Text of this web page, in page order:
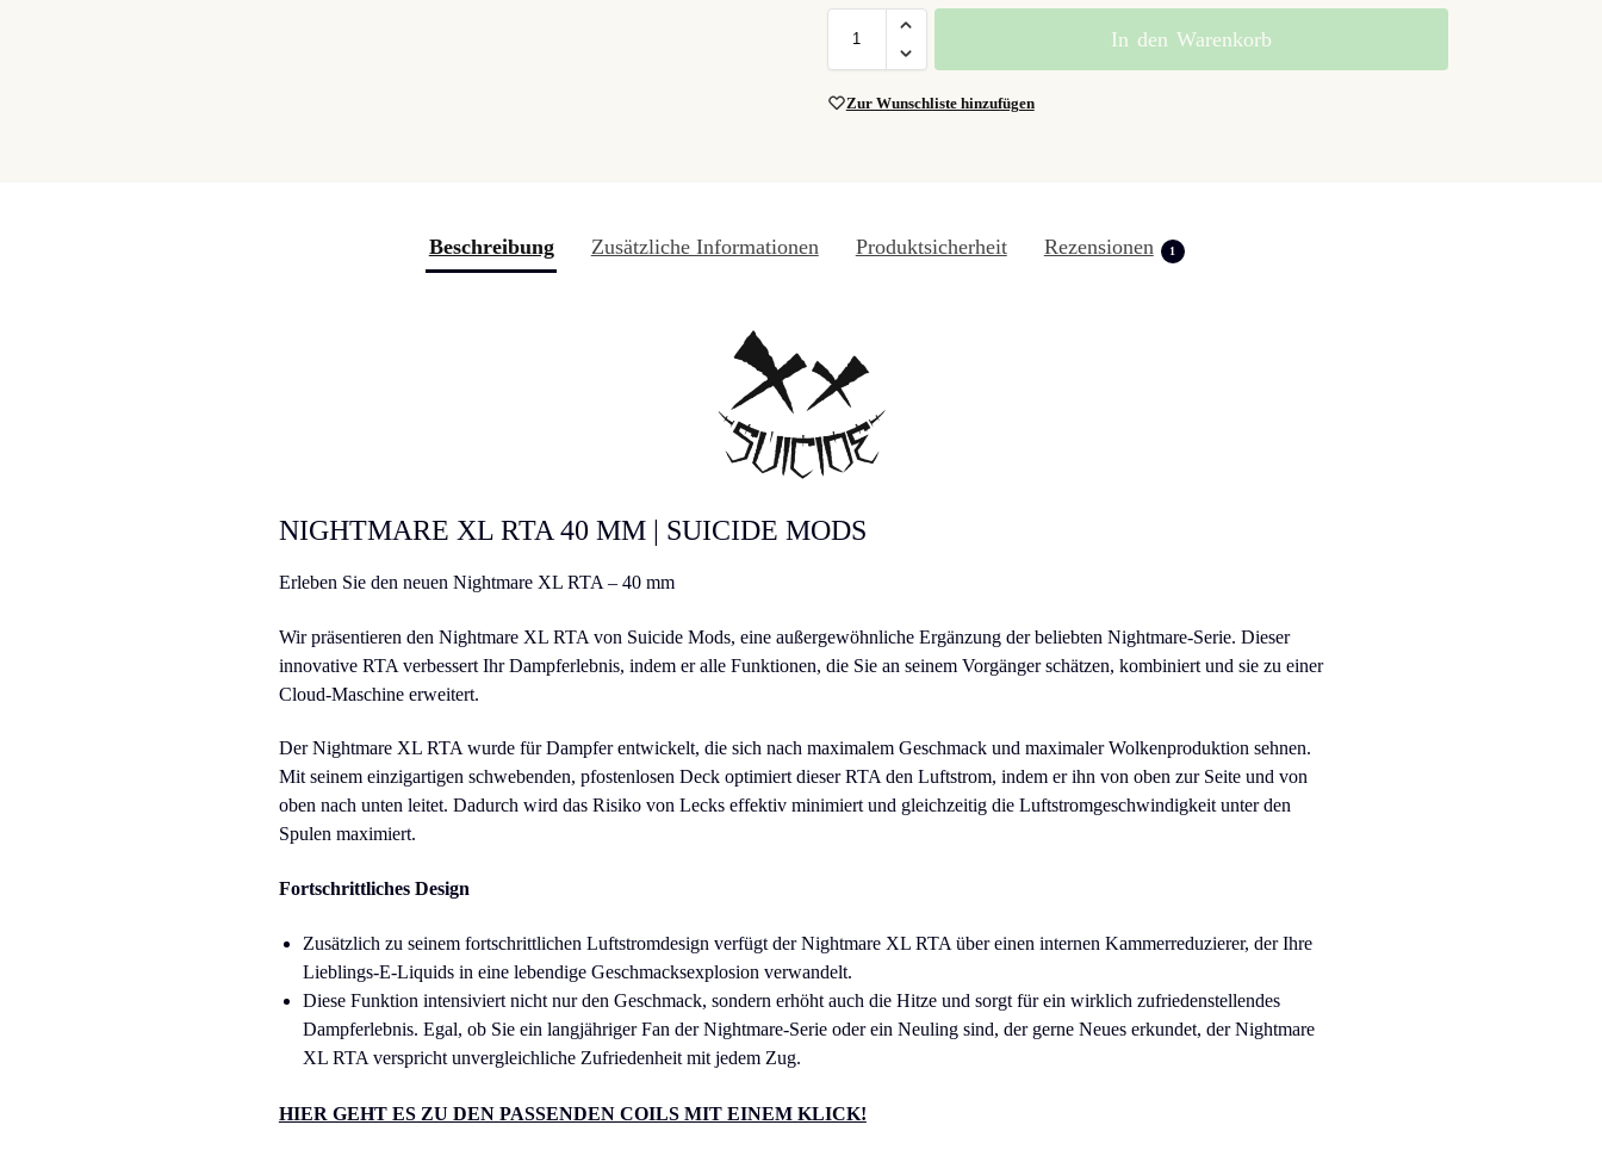
In den Warenkorb
Zur Wunschliste hinzufügen
Beschreibung Zusätzliche Informationen Produktsicherheit Rezensionen 1
NIGHTMARE XL RTA 40 MM | SUICIDE MODS
Erleben Sie den neuen Nightmare XL RTA – 40 mm
Wir präsentieren den Nightmare XL RTA von Suicide Mods, eine außergewöhnliche Ergänzung der beliebten Nightmare-Serie. Dieser
innovative RTA verbessert Ihr Dampferlebnis, indem er alle Funktionen, die Sie an seinem Vorgänger schätzen, kombiniert und sie zu einer
Cloud-Maschine erweitert.
Der Nightmare XL RTA wurde für Dampfer entwickelt, die sich nach maximalem Geschmack und maximaler Wolkenproduktion sehnen.
Mit seinem einzigartigen schwebenden, pfostenlosen Deck optimiert dieser RTA den Luftstrom, indem er ihn von oben zur Seite und von
oben nach unten leitet. Dadurch wird das Risiko von Lecks effektiv minimiert und gleichzeitig die Luftstromgeschwindigkeit unter den
Spulen maximiert.
Fortschrittliches Design
Zusätzlich zu seinem fortschrittlichen Luftstromdesign verfügt der Nightmare XL RTA über einen internen Kammerreduzierer, der Ihre
Lieblings-E-Liquids in eine lebendige Geschmacksexplosion verwandelt.
Diese Funktion intensiviert nicht nur den Geschmack, sondern erhöht auch die Hitze und sorgt für ein wirklich zufriedenstellendes
Dampferlebnis. Egal, ob Sie ein langjähriger Fan der Nightmare-Serie oder ein Neuling sind, der gerne Neues erkundet, der Nightmare
XL RTA verspricht unvergleichliche Zufriedenheit mit jedem Zug.
HIER GEHT ES ZU DEN PASSENDEN COILS MIT EINEM KLICK!